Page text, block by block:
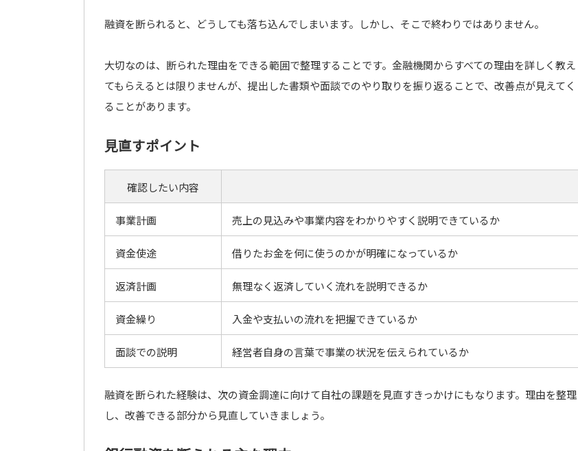
融資を断られると、どうしても落ち込んでしまいます。しかし、そこで終わりではありません。
大切なのは、断られた理由をできる範囲で整理することです。金融機関からすべての理由を詳しく教え
てもらえるとは限りませんが、提出した書類や面談でのやり取りを振り返ることで、改善点が見えてく
ることがあります。
見直すポイント
確認したい内容
事業計画 売上の見込みや事業内容をわかりやすく説明できているか
資金使途 借りたお金を何に使うのかが明確になっているか
返済計画 無理なく返済していく流れを説明できるか
資金繰り 入金や支払いの流れを把握できているか
面談での説明 経営者自身の言葉で事業の状況を伝えられているか
融資を断られた経験は、次の資金調達に向けて自社の課題を見直すきっかけにもなります。理由を整理
し、改善できる部分から見直していきましょう。